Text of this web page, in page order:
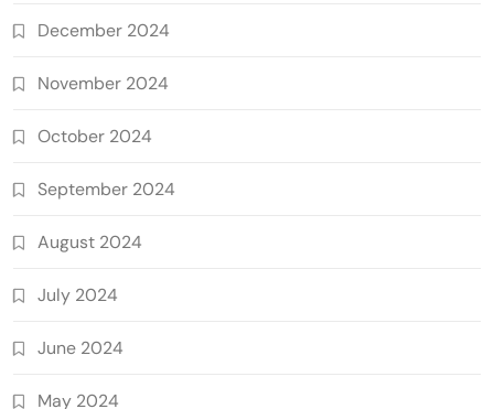
December 2024
November 2024
October 2024
September 2024
August 2024
July 2024
June 2024
May 2024